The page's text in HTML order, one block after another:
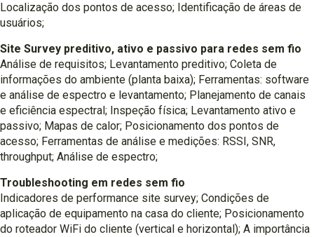
Localização dos pontos de acesso; Identificação de áreas de
usuários;
Site Survey preditivo, ativo e passivo para redes sem fio
Análise de requisitos; Levantamento preditivo; Coleta de
informações do ambiente (planta baixa); Ferramentas: software
e análise de espectro e levantamento; Planejamento de canais
e eficiência espectral; Inspeção física; Levantamento ativo e
passivo; Mapas de calor; Posicionamento dos pontos de
acesso; Ferramentas de análise e medições: RSSI, SNR,
throughput; Análise de espectro;
Troubleshooting em redes sem fio
Indicadores de performance site survey; Condições de
aplicação de equipamento na casa do cliente; Posicionamento
do roteador WiFi do cliente (vertical e horizontal); A importância